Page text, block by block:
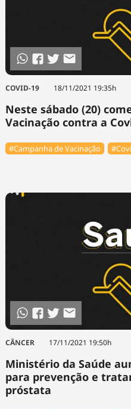
COVID-19 18/11/2021 19:35h
Neste sábado (20)
Vacinação contra a
#Campanha de Vacinação
CÂNCER 17/11/2021 19:50h
Ministério da Saúde
para prevenção e
próstata